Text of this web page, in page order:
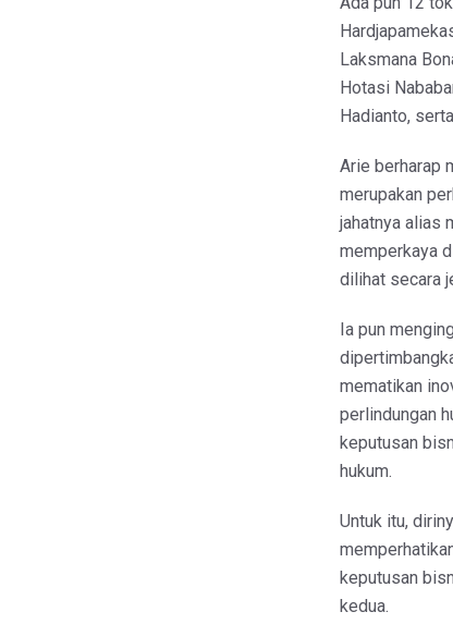
Laksmana
Hotasi
Hadianto,
Arie berharap
merupakan
jahatnya alias
memperkaya
dilihat secara
Ia pun
mematikan
perlindungan
keputusan
hukum.
Untuk itu,
keputusan
kedua.